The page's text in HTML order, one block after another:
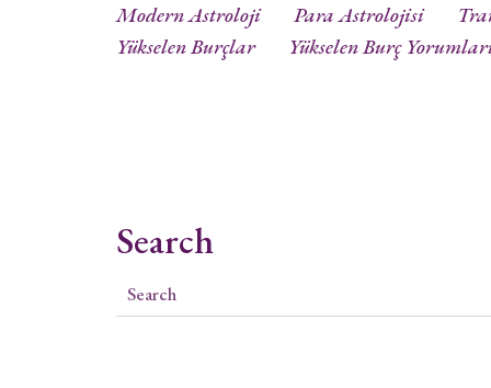
Modern Astroloji
Para Astrolojisi
Yükselen Burçlar
Yükselen Burç
Search